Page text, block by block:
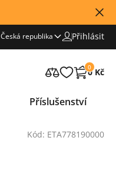
Česká republika Přihlásit
0
0 Kč
Příslušenství
Kód: ETA778190000